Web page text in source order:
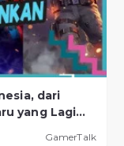
dari
yang Lagi
GamerTalk